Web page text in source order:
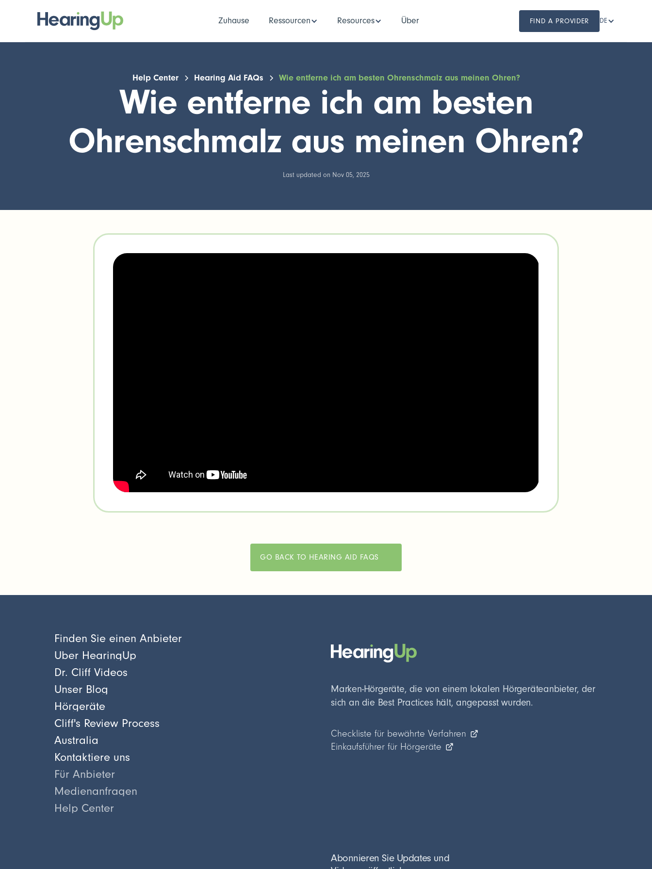
Zuhause Ressourcen Resources Über FIND A PROVIDER DE
Help Center Hearing Aid FAQs Wie entferne ich am besten Ohrenschmalz aus meinen Ohren?
Wie entferne ich am besten
Ohrenschmalz aus meinen Ohren?
Last updated on Nov 05, 2025
GO BACK TO HEARING AID FAQS
Finden Sie einen Anbieter
Über HearingUp
Dr. Cliff Videos
Unser Blog
Hörgeräte
Cliff's Review Process
Australia
Kontaktiere uns
Für Anbieter
Medienanfragen
Help Center
Marken-Hörgeräte, die von einem lokalen Hörgeräteanbieter, der
sich an die Best Practices hält, angepasst wurden.
Checkliste für bewährte Verfahren
Einkaufsführer für Hörgeräte
Abonnieren Sie Updates und